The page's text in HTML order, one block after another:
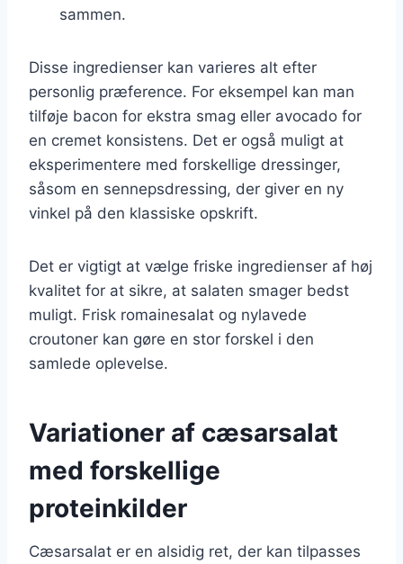
sammen.
Disse ingredienser kan varieres alt efter
personlig præference. For eksempel kan man
tilføje bacon for ekstra smag eller avocado for
en cremet konsistens. Det er også muligt at
eksperimentere med forskellige dressinger,
såsom en sennepsdressing, der giver en ny
vinkel på den klassiske opskrift.
Det er vigtigt at vælge friske ingredienser af høj
kvalitet for at sikre, at salaten smager bedst
muligt. Frisk romainesalat og nylavede
croutoner kan gøre en stor forskel i den
samlede oplevelse.
Variationer af cæsarsalat
med forskellige
proteinkilder
Cæsarsalat er en alsidig ret, der kan tilpasses